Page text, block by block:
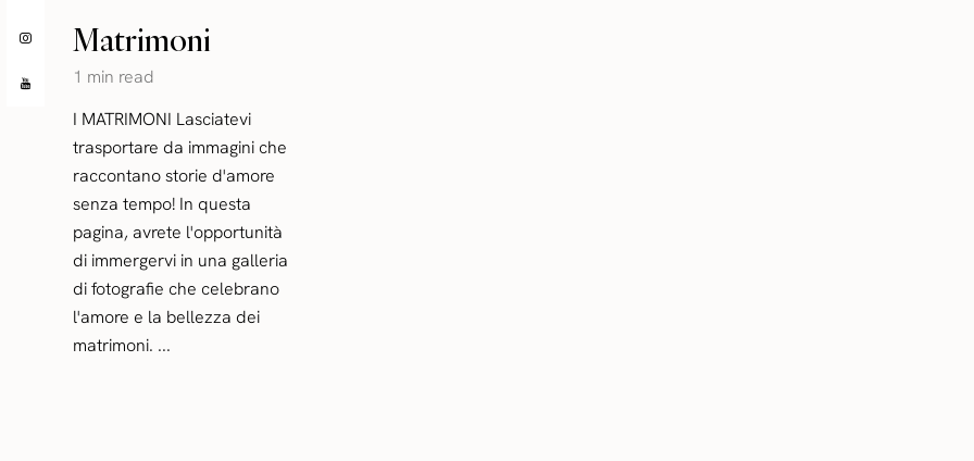
Matrimoni
1 min read
I MATRIMONI Lasciatevi
trasportare da immagini che
raccontano storie d'amore
senza tempo! In questa
pagina, avrete l'opportunità
di immergervi in una galleria
di fotografie che celebrano
l'amore e la bellezza dei
matrimoni. ...